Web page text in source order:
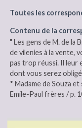
Toutes les
Contenu de la
" Les gens de M. de la
de vilenies à la vente,
pas trop réussi. Il leur
dont vous serez
* Madame de Souza
Emile-Paul frères / p.